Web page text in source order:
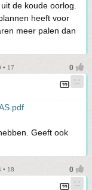
de koude oorlog.
heeft voor
meer palen dan
• 17
Geeft ook
• 18